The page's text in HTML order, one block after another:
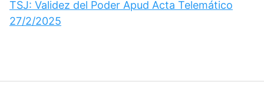
TSJ: Validez del Poder Apud Acta Telemático
27/2/2025